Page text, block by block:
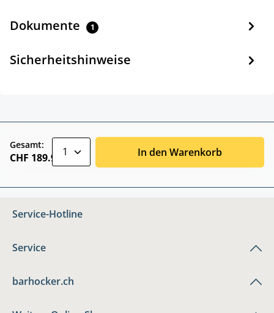
Dokumente 1
Sicherheitshinweise
Gesamt:
CHF 189.90 In den Warenkorb
Service-Hotline
Service
barhocker.ch